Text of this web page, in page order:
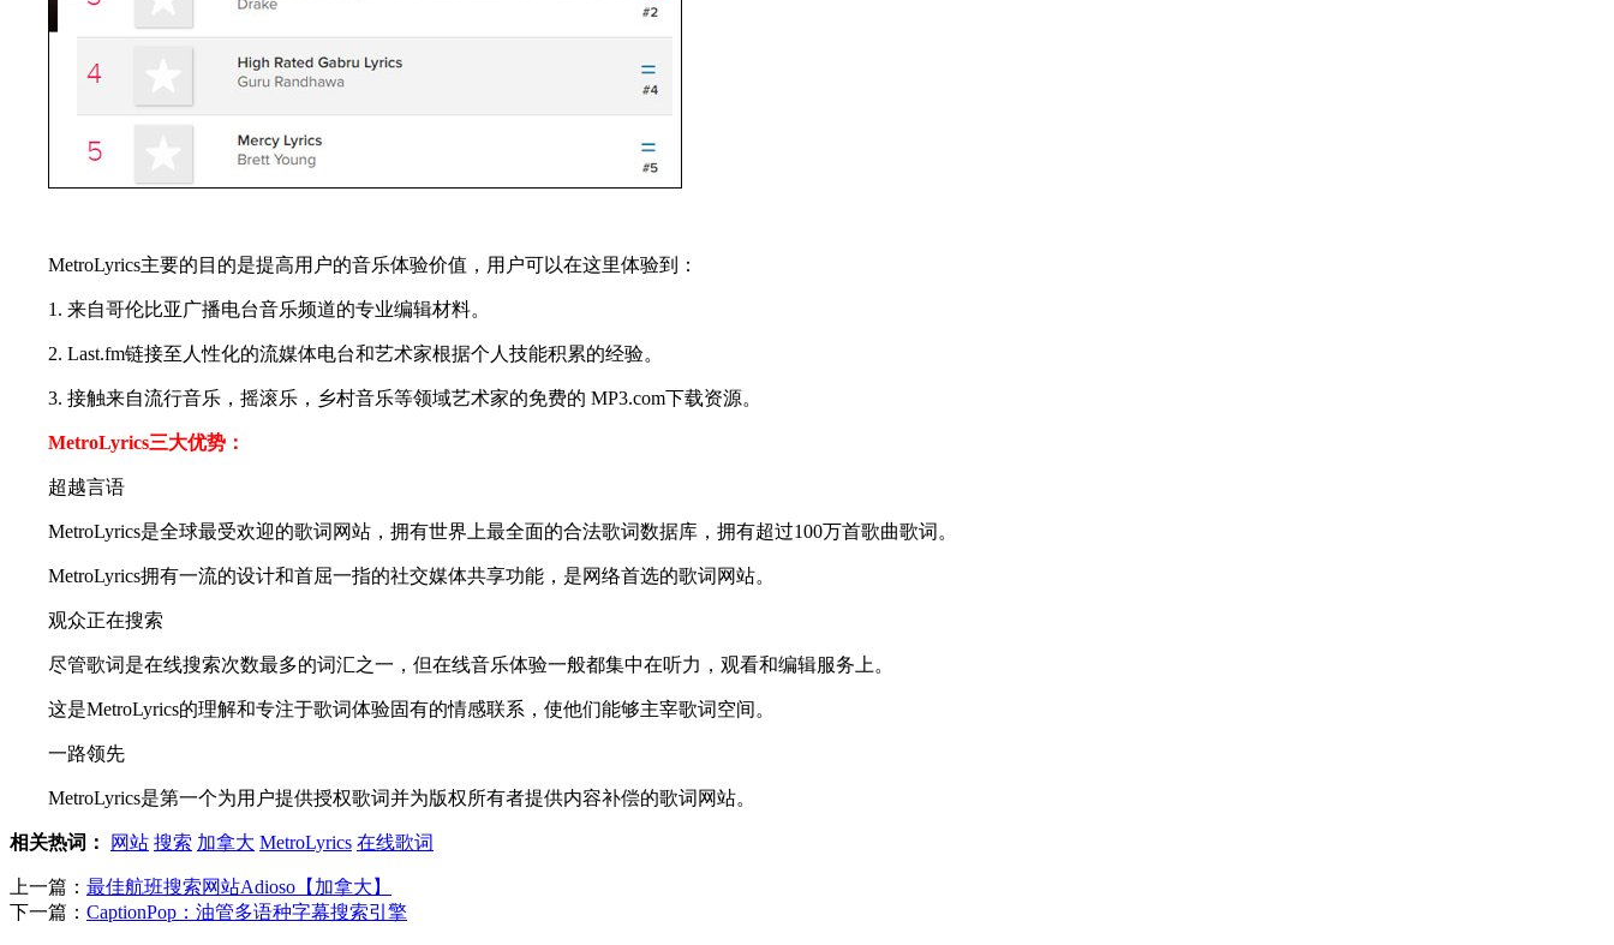
MetroLyrics主要的目的是提高用户的音乐体验价值，用户可以在这里体验到：
1. 来自哥伦比亚广播电台音乐频道的专业编辑材料。
2. Last.fm链接至人性化的流媒体电台和艺术家根据个人技能积累的经验。
3. 接触来自流行音乐，摇滚乐，乡村音乐等领域艺术家的免费的 MP3.com下载资源。
MetroLyrics三大优势：
超越言语
MetroLyrics是全球最受欢迎的歌词网站，拥有世界上最全面的合法歌词数据库，拥有超过100万首歌曲歌词。
MetroLyrics拥有一流的设计和首屈一指的社交媒体共享功能，是网络首选的歌词网站。
观众正在搜索
尽管歌词是在线搜索次数最多的词汇之一，但在线音乐体验一般都集中在听力，观看和编辑服务上。
这是MetroLyrics的理解和专注于歌词体验固有的情感联系，使他们能够主宰歌词空间。
一路领先
MetroLyrics是第一个为用户提供授权歌词并为版权所有者提供内容补偿的歌词网站。
相关热词： 网站 搜索 加拿大 MetroLyrics 在线歌词
上一篇： 最佳航班搜索网站Adioso【加拿大】
下一篇： CaptionPop：油管多语种字幕搜索引擎